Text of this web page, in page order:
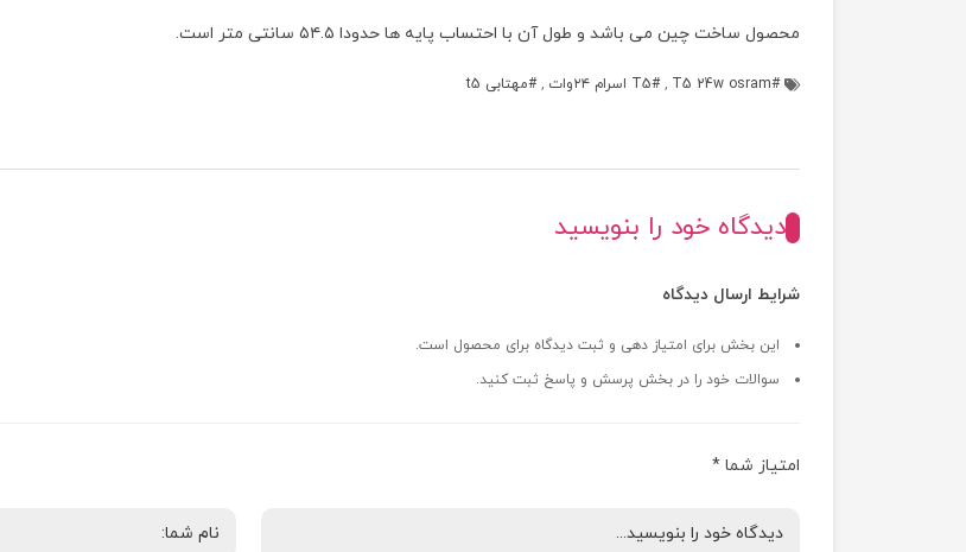
محصول ساخت چین می باشد و طول آن با احتساب پایه ها حدودا ۵۴.۵ سانتی متر است.
T5 24w osram
, T5 اسرام ۲۴وات , مهتابی t5
دیدگاه خود را بنویسید
شرایط ارسال دیدگاه
این بخش برای امتیاز دهی و ثبت دیدگاه برای محصول است.
سوالات خود را در بخش پرسش و پاسخ ثبت کنید.
امتیاز شما*